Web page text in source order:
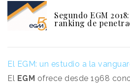
Segundo EGM
ranking de
El EGM: un estudio a la
El EGM ofrece desde 1968